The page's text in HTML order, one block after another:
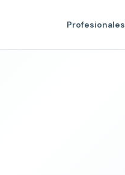
Profesionales